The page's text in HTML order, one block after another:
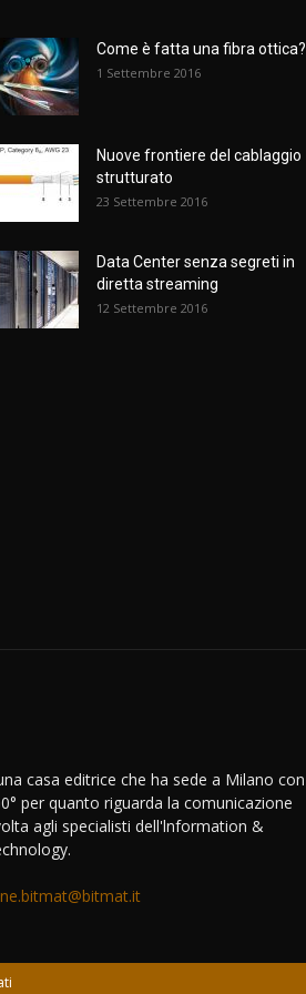
Come è fatta una fibra ottica?
1 Settembre 2016
Nuove frontiere del cablaggio
strutturato
23 Settembre 2016
Data Center senza segreti in
diretta streaming
12 Settembre 2016
casa editrice che ha sede a Milano con
per quanto riguarda la comunicazione
agli specialisti dell'lnformation &